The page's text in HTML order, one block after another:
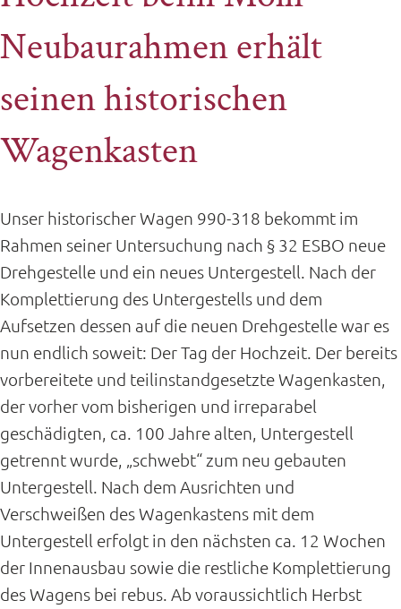
Neubaurahmen erhält
seinen historischen
Wagenkasten
Unser historischer Wagen 990-318 bekommt im
Rahmen seiner Untersuchung nach § 32 ESBO neue
Drehgestelle und ein neues Untergestell. Nach der
Komplettierung des Untergestells und dem
Aufsetzen dessen auf die neuen Drehgestelle war es
nun endlich soweit: Der Tag der Hochzeit. Der bereits
vorbereitete und teilinstandgesetzte Wagenkasten,
der vorher vom bisherigen und irreparabel
geschädigten, ca. 100 Jahre alten, Untergestell
getrennt wurde, „schwebt“ zum neu gebauten
Untergestell. Nach dem Ausrichten und
Verschweißen des Wagenkastens mit dem
Untergestell erfolgt in den nächsten ca. 12 Wochen
der Innenausbau sowie die restliche Komplettierung
des Wagens bei rebus. Ab voraussichtlich Herbst